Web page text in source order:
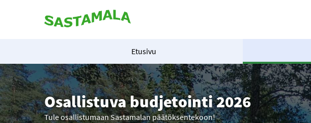
Etusivu
Osallistuva budjetointi 2026
Tule osallistumaan Sastamalan päätöksentekoon!